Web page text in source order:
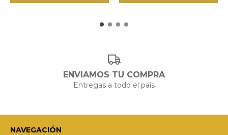
ENVIAMOS TU COMPRA
Entregas a todo el país
NAVEGACIÓN